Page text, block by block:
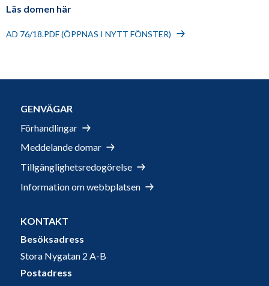
Läs domen här
AD 76/18.PDF (ÖPPNAS I NYTT FÖNSTER)
GENVÄGAR
Förhandlingar
Meddelande domar
Tillgänglighetsredogörelse
Information om webbplatsen
KONTAKT
Besöksadress
Stora Nygatan 2 A-B
Postadress